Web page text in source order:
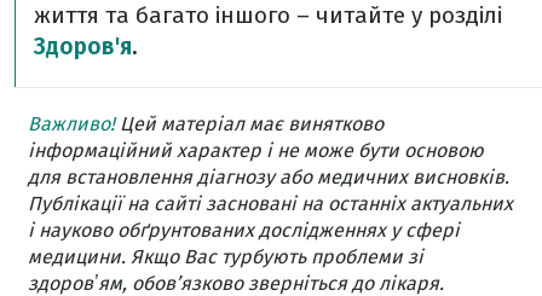
життя та багато іншого – читайте у розділі
Здоров'я.
Важливо!Цей матеріал має винятково
інформаційний характер і не може бути основою
для встановлення діагнозу або медичних висновків.
Публікації на сайті засновані на останніх актуальних
і науково обґрунтованих дослідженнях у сфері
медицини. Якщо Вас турбують проблеми зі
здоровʼям, обов’язково зверніться до лікаря.